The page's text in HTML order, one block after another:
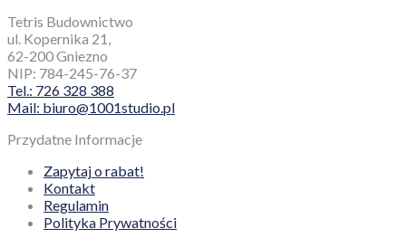
Tetris Budownictwo
ul. Kopernika 21,
62-200 Gniezno
NIP: 784-245-76-37
Tel.: 726 328 388
Mail: biuro@1001studio.pl
Przydatne Informacje
Zapytaj o rabat!
Kontakt
Regulamin
Polityka Prywatności